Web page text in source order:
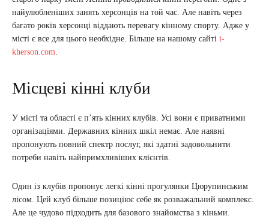
найулюбленіших занять херсонців на той час. Але навіть через
багато років херсонці віддають перевагу кінному спорту. Адже у
місті є все для цього необхідне. Більше на нашому сайті i-
kherson.com.
Місцеві кінні клуби
У місті та області є п’ять кінних клубів. Усі вони є приватними
організаціями. Державних кінних шкіл немає. Але наявні
пропонують повний спектр послуг, які здатні задовольнити
потреби навіть найпримхливіших клієнтів.
Один із клубів пропонує легкі кінні прогулянки Цюрупинським
лісом. Цей клуб більше позиціює себе як розважальний комплекс.
Але це чудово підходить для базового знайомства з кіньми.